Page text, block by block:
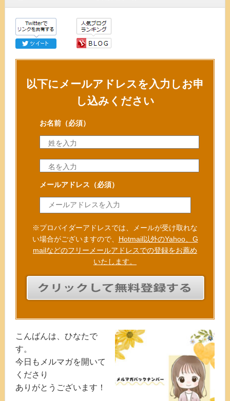
以下にメールアドレスを入力しお申
し込みください
お名前（必須）
メールアドレス （必須）
※プロバイダーアドレスでは、メールが受け取れな
い場合がございますので、 Hotmail以外のYahoo、G
mailなどのフリーメールアドレスでの登録をお薦め
いたします。
こんばんは、ひなたで
す。
今日もメルマガを開いて
くださり
ありがとうございます！